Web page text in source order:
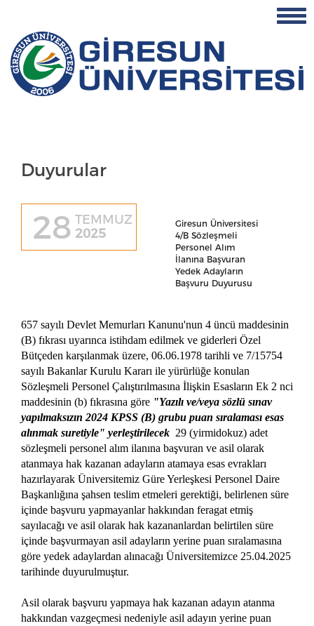
Duyurular
28 TEMMUZ
2025
Giresun Üniversitesi
4/B Sözleşmeli
Personel Alım
İlanına Başvuran
Yedek Adayların
Başvuru Duyurusu
657 sayılı Devlet Memurları Kanunu'nun 4 üncü maddesinin
(B) fıkrası uyarınca istihdam edilmek ve giderleri Özel
Bütçeden karşılanmak üzere, 06.06.1978 tarihli ve 7/15754
sayılı Bakanlar Kurulu Kararı ile yürürlüğe konulan
Sözleşmeli Personel Çalıştırılmasına İlişkin Esasların Ek 2 nci
maddesinin (b) fıkrasına göre "Yazılı ve/veya sözlü sınav
yapılmaksızın 2024 KPSS (B) grubu puan sıralaması esas
alınmak suretiyle" yerleştirilecek 29 (yirmidokuz) adet
sözleşmeli personel alım ilanına başvuran ve asil olarak
atanmaya hak kazanan adayların atamaya esas evrakları
hazırlayarak Üniversitemiz Güre Yerleşkesi Personel Daire
Başkanlığına şahsen teslim etmeleri gerektiği, belirlenen süre
içinde başvuru yapmayanlar hakkından feragat etmiş
sayılacağı ve asil olarak hak kazananlardan belirtilen süre
içinde başvurmayan asil adayların yerine puan sıralamasına
göre yedek adaylardan alınacağı Üniversitemizce 25.04.2025
tarihinde duyurulmuştur.
Asil olarak başvuru yapmaya hak kazanan adayın atanma
hakkından vazgeçmesi nedeniyle asil adayın yerine puan